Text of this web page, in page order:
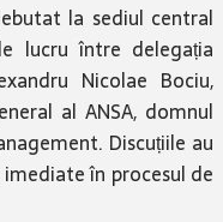
la sediul central
lucru între delegația
Nicolae Bociu,
al ANSA, domnul
Discuțiile au
în procesul de